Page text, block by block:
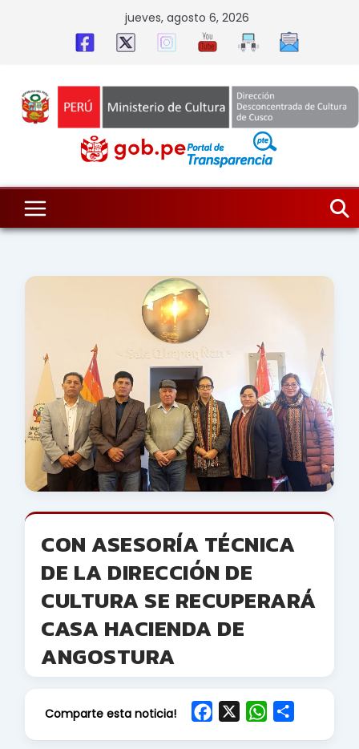
jueves, agosto 6, 2026
CON ASESORÍA TÉCNICA
DE LA DIRECCIÓN DE
CULTURA SE RECUPERARÁ
CASA HACIENDA DE
ANGOSTURA
Comparte esta noticia!
W